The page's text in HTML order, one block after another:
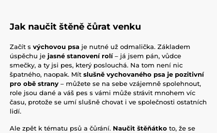
Jak naučit štěně čůrat venku
Začít s výchovou psa je nutné už odmalička. Základem
úspěchu je jasné stanovení rolí– já jsem pán, vůdce
smečky, a ty jsi pes, který poslouchá. Na tom není nic
špatného, naopak. Mít slušně vychovaného psa je pozitivní
pro obě strany – můžete se na sebe vzájemně spolehnout,
role jsou dané a váš pes s vámi může strávit mnohem víc
času, protože se umí slušně chovat i ve společnosti ostatních
lidí.
Ale zpět k tématu psů a čůrání. Naučit štěňátko to, že se